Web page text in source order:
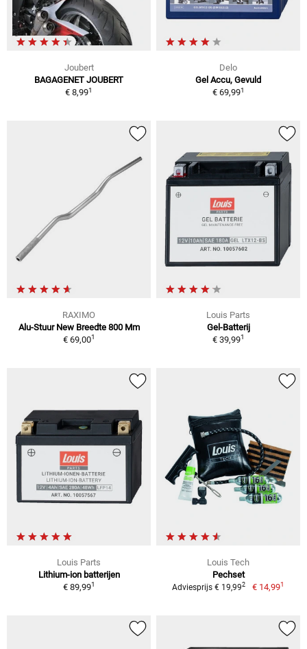
Joubert
BAGAGENET JOUBERT
€ 8,991
Delo
Gel Accu, Gevuld
€ 69,991
RAXIMO
Alu-Stuur New Breedte 800 Mm
€ 69,001
Louis Parts
Gel-Batterij
€ 39,991
Louis Parts
Lithium-ion batterijen
€ 89,991
Louis Tech
Pechset
Adviesprijs € 19,992 € 14,991